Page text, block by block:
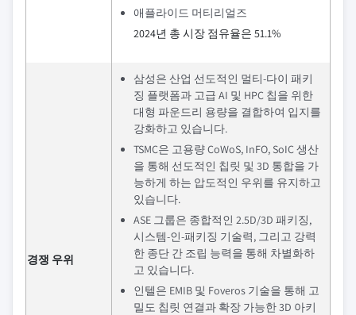
애플라이드 머티리얼즈
2024년 총 시장 점유율은 51.1%
경쟁 우위
삼성은 산업 선도적인 멀티-다이 패키
징 플랫폼과 고급 AI 및 HPC 칩을 위한
대형 파운드리 용량을 결합하여 입지를
강화하고 있습니다.
TSMC은 고용량 CoWoS, InFO, SoIC 생산
을 통해 선도적인 칩릿 및 3D 통합을 가
능하게 하는 압도적인 우위를 유지하고
있습니다.
ASE 그룹은 종합적인 2.5D/3D 패키징,
시스템-인-패키징 기술력, 그리고 강력
한 종단 간 조립 능력을 통해 차별화하
고 있습니다.
인텔은 EMIB 및 Foveros 기술을 통해 고
밀도 칩릿 연결과 확장 가능한 3D 아키